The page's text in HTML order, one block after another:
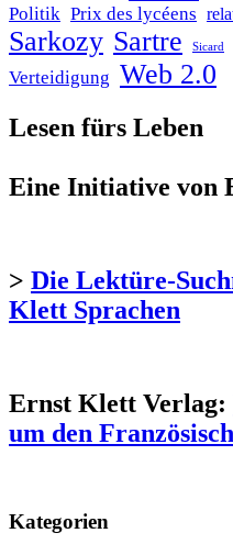
Politik Prix des lycéens
Sarkozy Sartre Sicard
Verteidigung Web 2.0
Lesen fürs Leben
Eine Initiative von
> Die Lektüre-
Klett Sprachen
Ernst Klett Verlag:
um den
Kategorien